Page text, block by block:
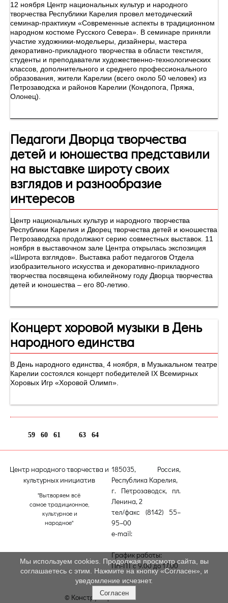
12 ноября Центр национальных культур и народного
творчества Республики Карелия провел методический
семинар-практикум «Современные аспекты в традиционном
народном костюме Русского Севера». В семинаре приняли
участие художники-модельеры, дизайнеры, мастера
декоративно-прикладного творчества в области текстиля,
студенты и преподаватели художественно-технологических
классов, дополнительного и среднего профессионального
образования, жители Карелии (всего около 50 человек) из
Петрозаводска и районов Карелии (Кондопога, Пряжа,
Олонец).
Педагоги Дворца творчества
детей и юношества представили
на выставке широту своих
взглядов и разнообразие
интересов
Центр национальных культур и народного творчества
Республики Карелия и Дворец творчества детей и юношества
Петрозаводска продолжают серию совместных выставок. 11
ноября в выставочном зале Центра открылась экспозиция
«Широта взглядов». Выставка работ педагогов Отдела
изобразительного искусства и декоративно-прикладного
творчества посвящена юбилейному году Дворца творчества
детей и юношества – его 80-летию.
Концерт хоровой музыки в День
народного единства
В День народного единства, 4 ноября, в Музыкальном театре
Карелии состоялся концерт победителей IX Всемирных
Хоровых Игр «Хоровой Олимп».
59 60 61 63 64
Центр народного творчества и
культурных инициатив
"Вытворяем всё
самое традиционное,
культурное и
народное"
185035, Россия,
Республика Карелия,
г. Петрозаводск, пл.
Ленина, 2
тел/факс (8142) 55–
95–00
e-mail:
График работы:
ПН-ПТ с 9.00 до 17.00
© Конструктор сайтов
Мы используем cookies. Продолжая просмотр сайта, вы
соглашаетесь с этим. Нажмите на кнопку «Согласен», и
уведомление исчезнет.
Согласен